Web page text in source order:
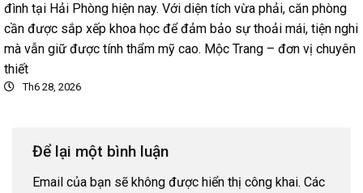
đình tại Hải Phòng hiện nay. Với diện tích vừa phải, căn phòng
cần được sắp xếp khoa học để đảm bảo sự thoải mái, tiện nghi
mà vẫn giữ được tính thẩm mỹ cao. Mộc Trang – đơn vị chuyên
thiết
Th6 28, 2026
Để lại một bình luận
Email của bạn sẽ không được hiển thị công khai. Các